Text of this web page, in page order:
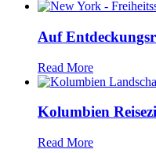
Auf
Read More
Kolumbien
Read More